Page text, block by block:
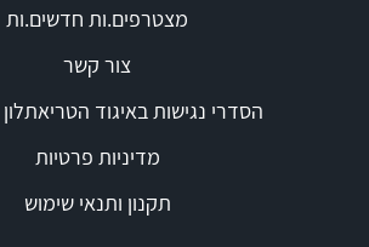
מצטרפים.ות חדשים.ות
צור קשר
הסדרי נגישות באיגוד
מדיניות פרטיות
תקנון ותנאי שימוש